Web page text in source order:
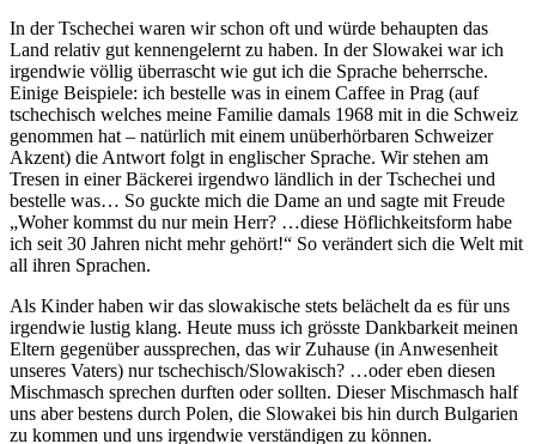
In der Tschechei waren wir schon oft und würde behaupten das
Land relativ gut kennengelernt zu haben. In der Slowakei war ich
irgendwie völlig überrascht wie gut ich die Sprache beherrsche.
Einige Beispiele: ich bestelle was in einem Caffee in Prag (auf
tschechisch welches meine Familie damals 1968 mit in die Schweiz
genommen hat – natürlich mit einem unüberhörbaren Schweizer
Akzent) die Antwort folgt in englischer Sprache. Wir stehen am
Tresen in einer Bäckerei irgendwo ländlich in der Tschechei und
bestelle was… So guckte mich die Dame an und sagte mit Freude
„Woher kommst du nur mein Herr? …diese Höflichkeitsform habe
ich seit 30 Jahren nicht mehr gehört!“ So verändert sich die Welt mit
all ihren Sprachen.
Als Kinder haben wir das slowakische stets belächelt da es für uns
irgendwie lustig klang. Heute muss ich grösste Dankbarkeit meinen
Eltern gegenüber aussprechen, das wir Zuhause (in Anwesenheit
unseres Vaters) nur tschechisch/Slowakisch? …oder eben diesen
Mischmasch sprechen durften oder sollten. Dieser Mischmasch half
uns aber bestens durch Polen, die Slowakei bis hin durch Bulgarien
zu kommen und uns irgendwie verständigen zu können.